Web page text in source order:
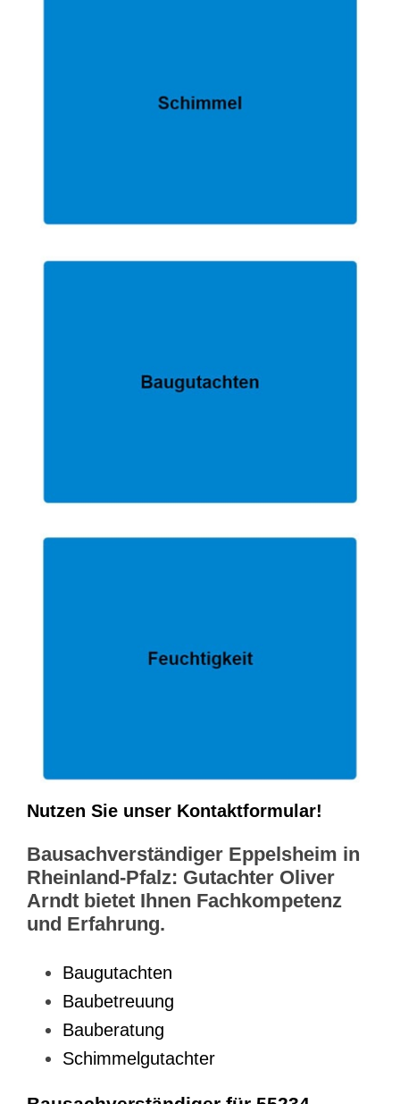
Nutzen Sie unser Kontaktformular!
Bausachverständiger Eppelsheim in
Rheinland-Pfalz: Gutachter Oliver
Arndt bietet Ihnen Fachkompetenz
und Erfahrung.
Baugutachten
Baubetreuung
Bauberatung
Schimmelgutachter